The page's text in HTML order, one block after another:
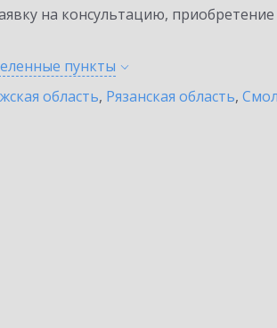
на консультацию, приобретение
пункты
область, Рязанская область,